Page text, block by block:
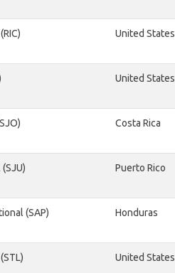
United States
United States
Costa Rica
Puerto Rico
(SAP) Honduras
United States